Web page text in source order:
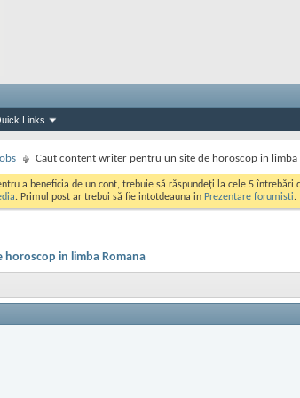
Links
Caut content writer pentru un site de horoscop in limba
a beneficia de un cont, trebuie să răspundeți la cele 5
. Primul post ar trebui să fie intotdeauna in Prezentare forumisti.
in limba Romana